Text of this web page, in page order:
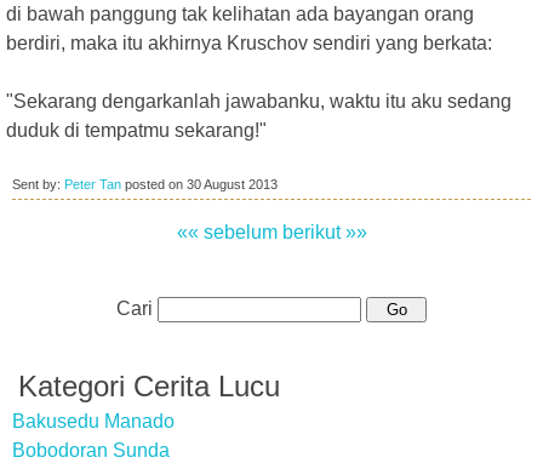
di bawah panggung tak kelihatan ada bayangan orang
berdiri, maka itu akhirnya Kruschov sendiri yang berkata:
"Sekarang dengarkanlah jawabanku, waktu itu aku sedang
duduk di tempatmu sekarang!"
Sent by: Peter Tan posted on 30 August 2013
«« sebelum berikut »»
Cari
Kategori Cerita Lucu
Bakusedu Manado
Bobodoran Sunda